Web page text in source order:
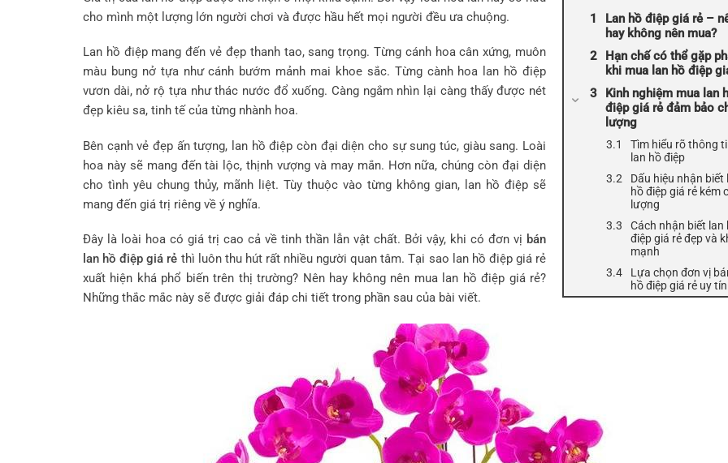
Lan hồ điệp giá rẻ –
hay không nên mua?
Hạn chế có thể gặp
khi mua lan hồ điệp
Kinh nghiệm mua lan
điệp giá rẻ đảm bảo
lượng
Tìm hiểu rõ thông
lan hồ điệp
Dấu hiệu nhận biết
hồ điệp giá rẻ kém
lượng
Cách nhận biết lan
điệp giá rẻ đẹp và
mạnh
Lựa chọn đơn vị
hồ điệp giá rẻ uy tín
cho mình một lượng lớn người chơi và được hầu hết mọi người đều ưa chuộng.
Lan hồ điệp mang đến vẻ đẹp thanh tao, sang trọng. Từng cánh hoa cân xứng, muôn
màu bung nở tựa như cánh bướm mảnh mai khoe sắc. Từng cành hoa lan hồ điệp
vươn dài, nở rộ tựa như thác nước đổ xuống. Càng ngắm nhìn lại càng thấy được nét
đẹp kiêu sa, tinh tế của từng nhành hoa.
Bên cạnh vẻ đẹp ấn tượng, lan hồ điệp còn đại diện cho sự sung túc, giàu sang. Loài
hoa này sẽ mang đến tài lộc, thịnh vượng và may mắn. Hơn nữa, chúng còn đại diện
cho tình yêu chung thủy, mãnh liệt. Tùy thuộc vào từng không gian, lan hồ điệp sẽ
mang đến giá trị riêng về ý nghĩa.
Đây là loài hoa có giá trị cao cả về tinh thần lẫn vật chất. Bởi vậy, khi có đơn vị bán
lan hồ điệp giá rẻ thì luôn thu hút rất nhiều người quan tâm. Tại sao lan hồ điệp giá rẻ
xuất hiện khá phổ biến trên thị trường? Nên hay không nên mua lan hồ điệp giá rẻ?
Những thắc mắc này sẽ được giải đáp chi tiết trong phần sau của bài viết.